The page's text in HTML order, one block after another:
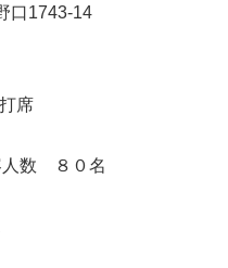
口1743-14
席
人数 ８０名